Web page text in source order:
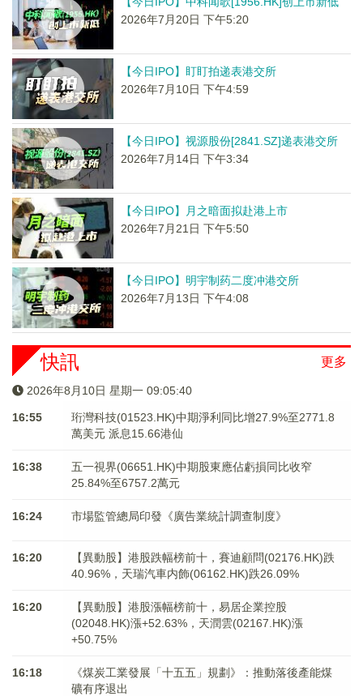
2026年7月20日 下午5:20
【今日IPO】盯盯拍递表港交所
2026年7月10日 下午4:59
【今日IPO】视源股份[2841.SZ]递表港交所
2026年7月14日 下午3:34
【今日IPO】月之暗面拟赴港上市
2026年7月21日 下午5:50
【今日IPO】明宇制药二度冲港交所
2026年7月13日 下午4:08
更多
快訊
2026年8月10日 星期一 09:05:40
16:55
珩灣科技(01523.HK)中期淨利同比增27.9%至2771.8
萬美元 派息15.66港仙
16:38
五一視界(06651.HK)中期股東應佔虧損同比收窄
25.84%至6757.2萬元
16:24 市場監管總局印發《廣告業統計調查制度》
16:20
【異動股】港股跌幅榜前十，賽迪顧問(02176.HK)跌
40.96%，天瑞汽車内飾(06162.HK)跌26.09%
16:20
【異動股】港股漲幅榜前十，易居企業控股
(02048.HK)漲+52.63%，天潤雲(02167.HK)漲
+50.75%
16:18
《煤炭工業發展「十五五」規劃》：推動落後產能煤
礦有序退出